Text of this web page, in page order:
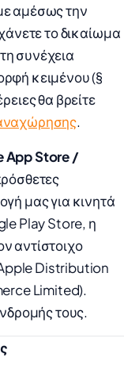
αμέσως την
το δικαίωμα
συνέχεια
κειμένου (§
θα βρείτε
.
App Store /
μας για κινητά
Play Store, η
αντίστοιχο
Distribution
Limited).
τους.